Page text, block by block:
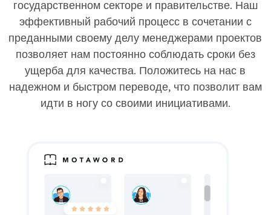
государственном секторе и правительстве. Наш
эффективный рабочий процесс в сочетании с
преданными своему делу менеджерами проектов
позволяет нам постоянно соблюдать сроки без
ущерба для качества. Положитесь на нас в
надежном и быстром переводе, что позволит вам
идти в ногу со своими инициативами.